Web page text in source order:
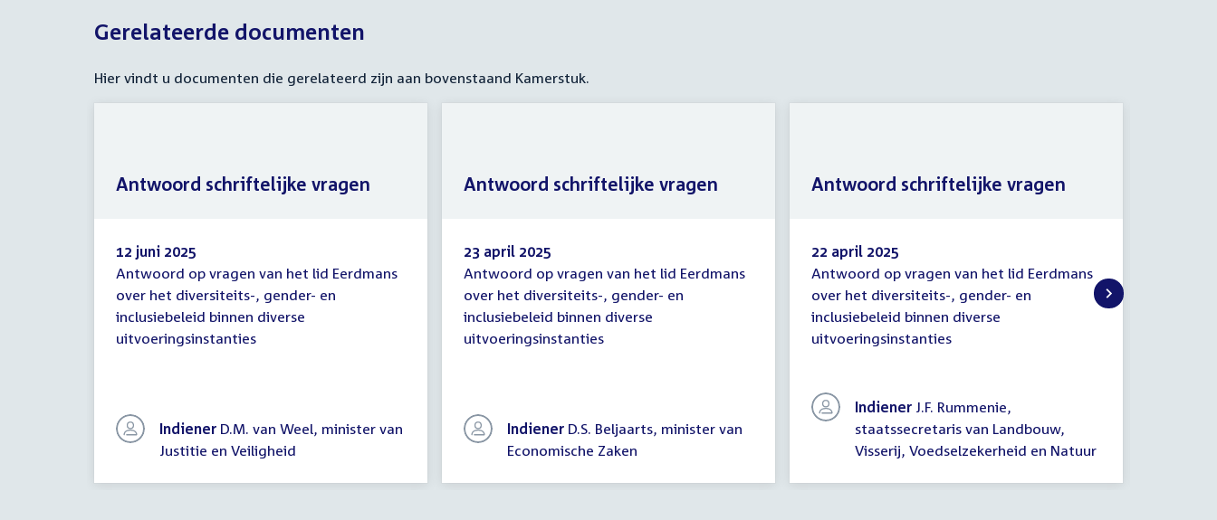
Gerelateerde documenten
Hier vindt u documenten die gerelateerd zijn aan bovenstaand Kamerstuk.
Antwoord
schriftelijke
vragen
12 juni 2025
Antwoord op vragen van het lid Eerdmans
over het diversiteits-, gender- en
inclusiebeleid binnen diverse
uitvoeringsinstanties
Indiener D.M. van Weel, minister van
Justitie en Veiligheid
Antwoord schriftelijke vragen
Antwoord
schriftelijke
vragen
23 april 2025
Antwoord op vragen van het lid Eerdmans
over het diversiteits-, gender- en
inclusiebeleid binnen diverse
uitvoeringsinstanties
Indiener D.S. Beljaarts, minister van
Economische Zaken
Antwoord schriftelijke vragen
Antwoord
schriftelijke
vragen
22 april 2025
Antwoord op vragen van het lid Eerdmans
over het diversiteits-, gender- en
inclusiebeleid binnen diverse
uitvoeringsinstanties
Indiener J.F. Rummenie,
staatssecretaris van Landbouw,
Visserij, Voedselzekerheid en Natuur
Antwoord schriftelijke vragen